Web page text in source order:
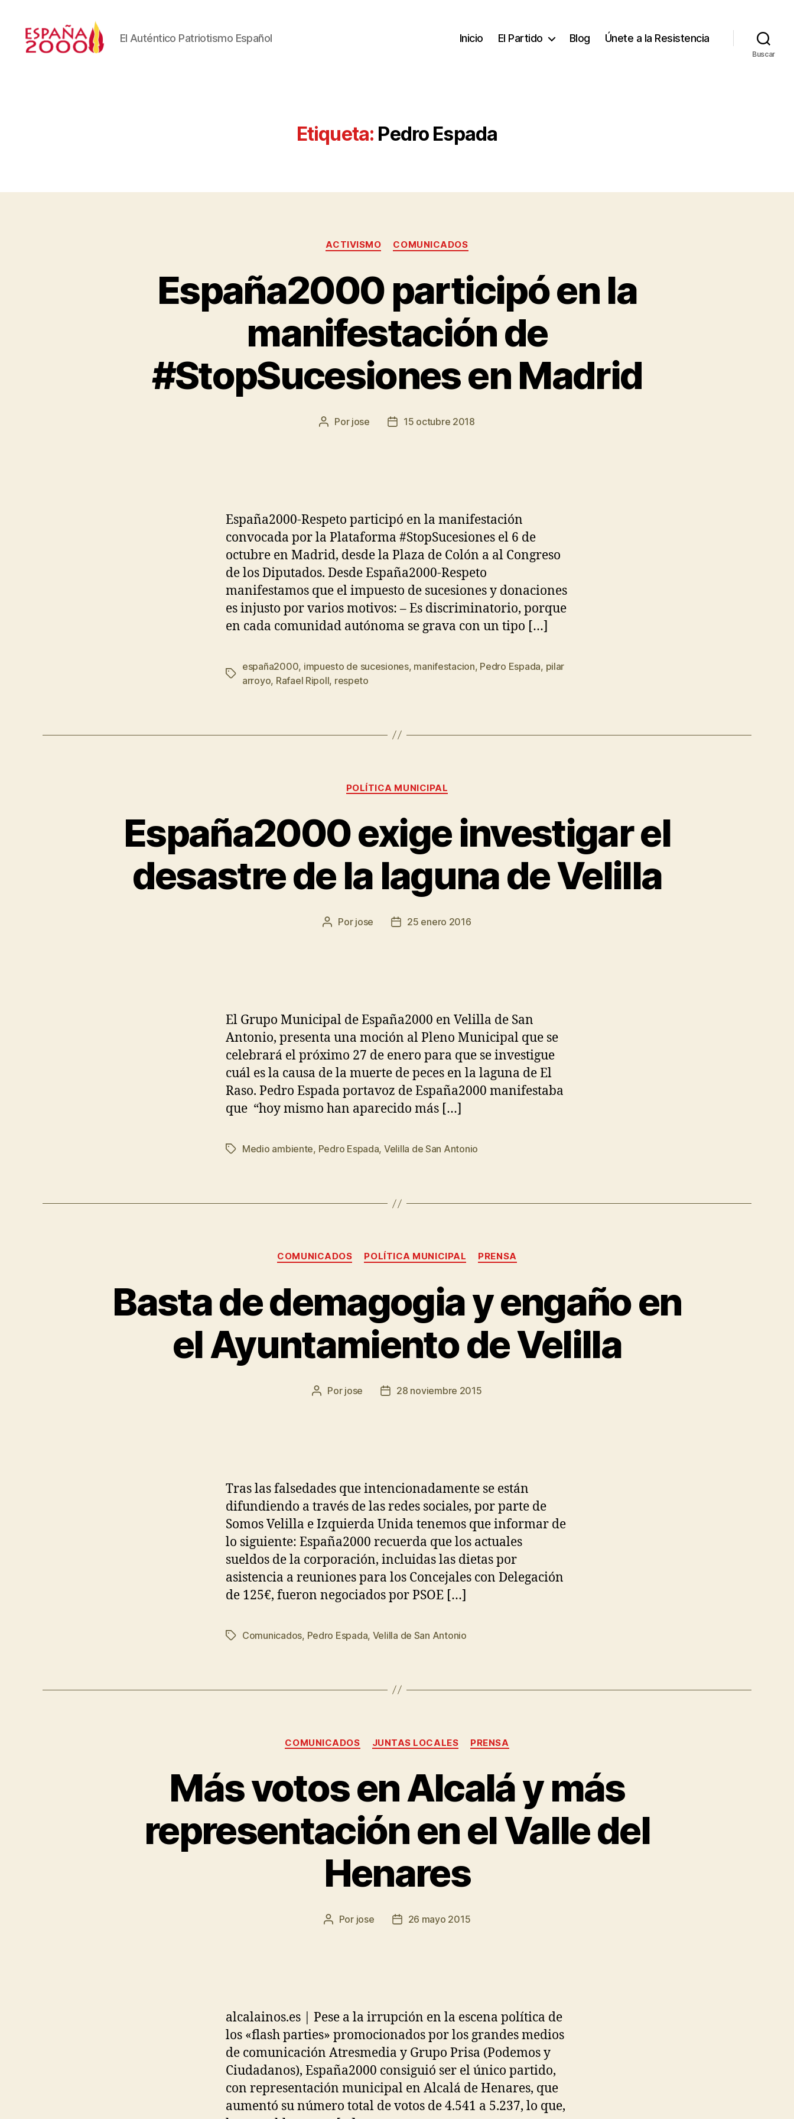
El Auténtico Patriotismo Español Inicio El Partido Blog Únete a la Resistencia
Buscar
Etiqueta: Pedro Espada
ACTIVISMO COMUNICADOS
España2000 participó en la
manifestación de
#StopSucesiones en Madrid
Por jose 15 octubre 2018
España2000-Respeto participó en la manifestación
convocada por la Plataforma #StopSucesiones el 6 de
octubre en Madrid, desde la Plaza de Colón a al Congreso
de los Diputados. Desde España2000-Respeto
manifestamos que el impuesto de sucesiones y donaciones
es injusto por varios motivos: – Es discriminatorio, porque
en cada comunidad autónoma se grava con un tipo […]
españa2000, impuesto de sucesiones, manifestacion, Pedro Espada, pilar
arroyo, Rafael Ripoll, respeto
POLÍTICA MUNICIPAL
España2000 exige investigar el
desastre de la laguna de Velilla
Por jose 25 enero 2016
El Grupo Municipal de España2000 en Velilla de San
Antonio, presenta una moción al Pleno Municipal que se
celebrará el próximo 27 de enero para que se investigue
cuál es la causa de la muerte de peces en la laguna de El
Raso. Pedro Espada portavoz de España2000 manifestaba
que “hoy mismo han aparecido más […]
Medio ambiente, Pedro Espada, Velilla de San Antonio
COMUNICADOS POLÍTICA MUNICIPAL PRENSA
Basta de demagogia y engaño en
el Ayuntamiento de Velilla
Por jose 28 noviembre 2015
Tras las falsedades que intencionadamente se están
difundiendo a través de las redes sociales, por parte de
Somos Velilla e Izquierda Unida tenemos que informar de
lo siguiente: España2000 recuerda que los actuales
sueldos de la corporación, incluidas las dietas por
asistencia a reuniones para los Concejales con Delegación
de 125€, fueron negociados por PSOE […]
Comunicados, Pedro Espada, Velilla de San Antonio
COMUNICADOS JUNTAS LOCALES PRENSA
Más votos en Alcalá y más
representación en el Valle del
Henares
Por jose 26 mayo 2015
alcalainos.es | Pese a la irrupción en la escena política de
los «flash parties» promocionados por los grandes medios
de comunicación Atresmedia y Grupo Prisa (Podemos y
Ciudadanos), España2000 consiguió ser el único partido,
con representación municipal en Alcalá de Henares, que
aumentó su número total de votos de 4.541 a 5.237, lo que,